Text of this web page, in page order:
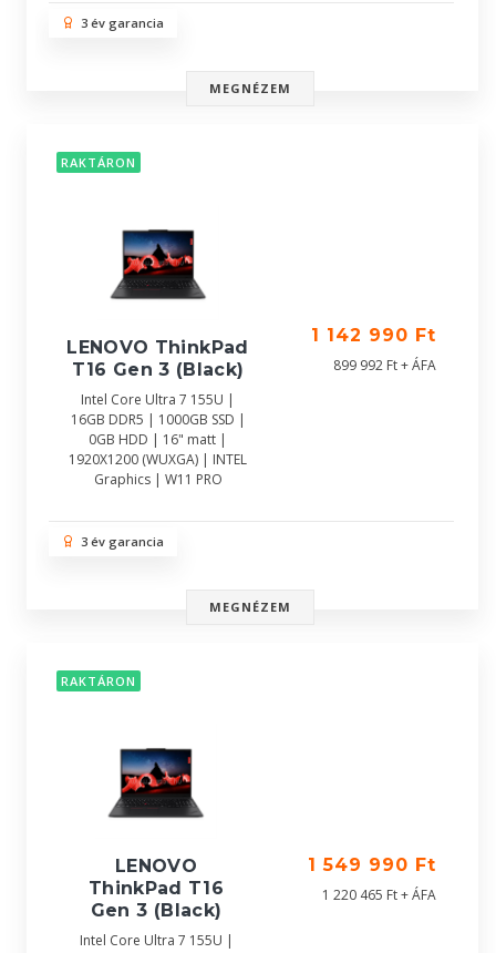
3 év garancia
MEGNÉZEM
RAKTÁRON
LENOVO ThinkPad
T16 Gen 3 (Black)
Intel Core Ultra 7 155U |
16GB DDR5 | 1000GB SSD |
0GB HDD | 16" matt |
1920X1200 (WUXGA) | INTEL
Graphics | W11 PRO
1 142 990 Ft
899 992 Ft + ÁFA
3 év garancia
MEGNÉZEM
RAKTÁRON
LENOVO
ThinkPad T16
Gen 3 (Black)
Intel Core Ultra 7 155U |
1 549 990 Ft
1 220 465 Ft + ÁFA